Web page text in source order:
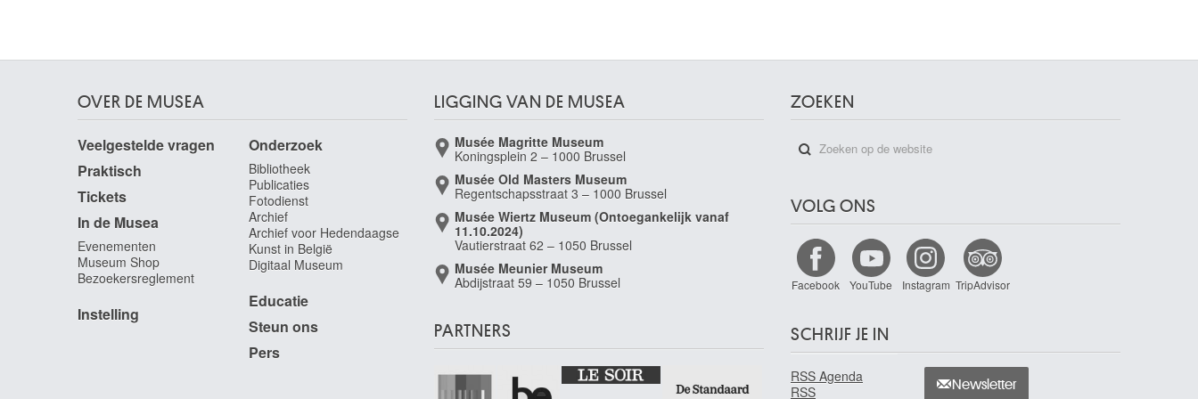
1639
Deinze 1886 - Petegem / Deinze 1964
Scacco Cristoforo
Verona (Italië) ? - werkzaam te Napels ca. 1500
Scaron Alexandre-Joseph
Elsene / Brussel 1788 - 1850
Scarsella Ippolito
Ferrara (Italië) ca. 1550 - 1620
Scauflaire Edgar
Schaefels Hendrik Frans
OVER DE MUSEA
Veelgestelde vragen
Praktisch
Tickets
In de Musea
Evenementen
Museum Shop
Bezoekersreglement
Instelling
Onderzoek
Bibliotheek
Publicaties
Fotodienst
Archief
Archief voor Hedendaagse
Kunst in België
Digitaal Museum
Educatie
Steun ons
Pers
LIGGING VAN DE MUSEA
Musée Magritte Museum
Koningsplein 2 – 1000 Brussel
Musée Old Masters Museum
Regentschapsstraat 3 – 1000 Brussel
Musée Wiertz Museum (Ontoegankelijk vanaf
11.10.2024)
Vautierstraat 62 – 1050 Brussel
Musée Meunier Museum
Abdijstraat 59 – 1050 Brussel
PARTNERS
ZOEKEN
VOLG ONS
Facebook YouTube Instagram TripAdvisor
SCHRIJF JE IN
RSS Agenda
RSS
Newsletter